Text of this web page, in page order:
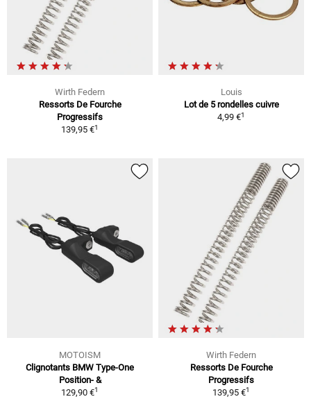
Wirth Federn
Ressorts De Fourche
Progressifs
139,95 €1
Louis
Lot de 5 rondelles cuivre
4,99 €1
MOTOISM
Clignotants BMW Type-One
Position- &
129,90 €1
Wirth Federn
Ressorts De Fourche
Progressifs
139,95 €1